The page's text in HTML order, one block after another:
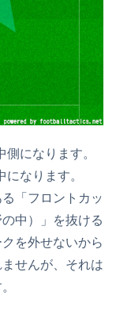
になります。
なります。
「フロントカッ
中）」を抜ける
を外せないから
せんが、それは